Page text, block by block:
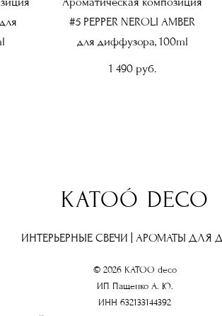
#5 PEPPER NEROLI AMBER
для диффузора, 100ml
1 490 pуб.
KATOÓ DECO
ИНТЕРЬЕРНЫЕ СВЕЧИ | АРОМАТЫ ДЛЯ
© 2026 KATOO deco
ИП Пащенко А. Ю.
ИНН 632133144392